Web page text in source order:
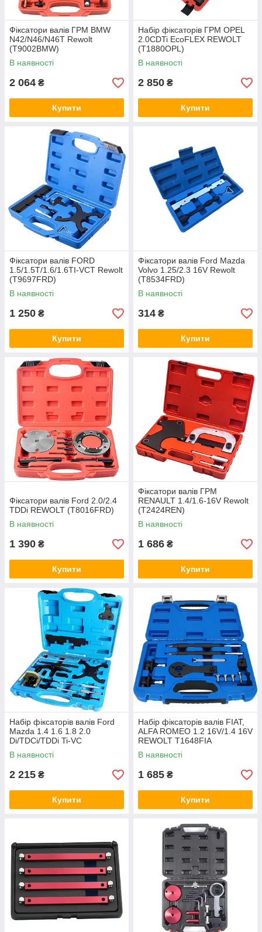
Фіксатори валів ГРМ BMW
N42/N46/N46T Rewolt
(T9002BMW)
В наявності
2 064 ₴
Купити
Набір фіксаторів ГРМ OPEL
2.0CDTi EcoFLEX REWOLT
(T1880OPL)
В наявності
2 850 ₴
Купити
Фіксатори валів FORD
1.5/1.5T/1.6/1.6TI-VCT Rewolt
(T9697FRD)
В наявності
1 250 ₴
Купити
Фіксатори валів Ford Mazda
Volvo 1.25/2.3 16V Rewolt
(T8534FRD)
В наявності
314 ₴
Купити
Фіксатори валів Ford 2.0/2.4
TDDi REWOLT (T8016FRD)
В наявності
1 390 ₴
Купити
Фіксатори валів ГРМ
RENAULT 1.4/1.6-16V Rewolt
(T2424REN)
В наявності
1 686 ₴
Купити
Набір фіксаторів валів Ford
Mazda 1.4 1.6 1.8 2.0
Di/TDCi/TDDi Ti-VC
ECOBOOST REWOLT
(T1953FRD)
В наявності
2 215 ₴
Купити
Набір фіксаторів валів FIAT,
ALFA ROMEO 1.2 16V/1.4 16V
REWOLT T1648FIA
В наявності
1 685 ₴
Купити